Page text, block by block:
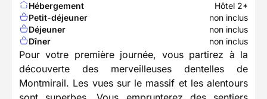
Hébergement
Hôtel 2*
Petit-déjeuner
non inclus
Déjeuner
non inclus
Dîner
non inclus
Pour votre première journée, vous partirez à la
découverte des merveilleuses dentelles de
Montmirail. Les vues sur le massif et les alentours